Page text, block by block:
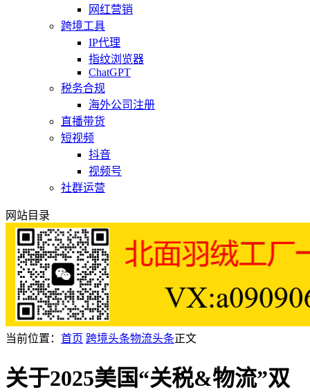
网红营销
跨境工具
IP代理
指纹浏览器
ChatGPT
税务合规
海外公司注册
直播带货
短视频
抖音
视频号
社群运营
网站目录
当前位置： 首页 跨境头条物流头条正文
关于2025美国“关税&物流”双